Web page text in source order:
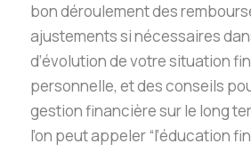
bon déroulement des
ajustements si nécessaires
d’évolution de votre situation
personnelle, et des conseils
gestion financière sur le long
l’on peut appeler “l’éducation